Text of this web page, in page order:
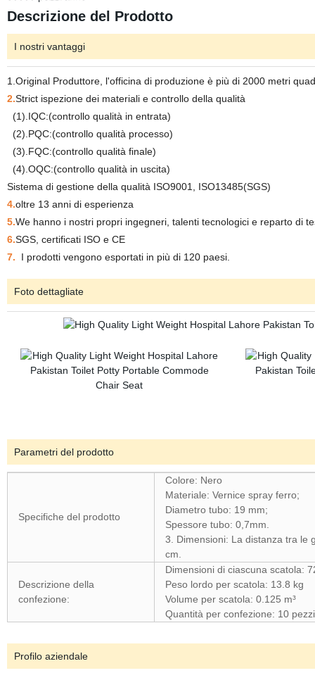
Descrizione del Prodotto
I nostri vantaggi
1.Original Produttore, l'officina di produzione è più di 2000 metri
2.Strict ispezione dei materiali e controllo della qualità
(1).IQC:(controllo qualità in entrata)
(2).PQC:(controllo qualità processo)
(3).FQC:(controllo qualità finale)
(4).OQC:(controllo qualità in uscita)
Sistema di gestione della qualità ISO9001, ISO13485(SGS)
4.oltre 13 anni di esperienza
5.We hanno i nostri propri ingegneri, talenti tecnologici e reparto di
6.SGS, certificati ISO e CE
7.
I prodotti vengono esportati in più di 120 paesi.
Foto dettagliate
Parametri del prodotto
Specifiche del prodotto
Colore: Nero
Materiale: Vernice spray ferro;
Diametro tubo: 19 mm;
Spessore tubo: 0,7mm.
3. Dimensioni: La distanza tra le
cm.
Descrizione della
confezione:
Dimensioni di ciascuna scatola:
Peso lordo per scatola: 13.8 kg
Volume per scatola: 0.125 m³
Quantità per confezione: 10 pezzi
Profilo aziendale